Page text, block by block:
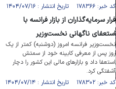
کد خبر: ۱۷۸۳۶۶ تاریخ انتشار : ۱۴۰۴/۰۷/۱۶
فرار سرمایه‌گذاران از بازار فرانسه با
استعفای ناگهانی نخست‌وزیر
نخست‌وزیر فرانسه امروز (دوشنبه) کمتر از یک
روز پس از معرفی کابینه خود از سمتش
استعفا داد و بازارهای مالی این کشور را دچار
آشفتگی کرد.
کد خبر: ۱۷۸۳۰۲ تاریخ انتشار : ۱۴۰۴/۰۷/۱۴